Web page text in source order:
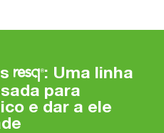
: Uma linha
para
e dar a ele